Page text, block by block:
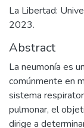
La Libertad:
2023.
Abstract
La neumonía es
comúnmente en
sistema
pulmonar, el
dirige a